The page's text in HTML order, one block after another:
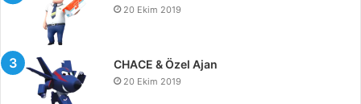
20 Ekim 2019
CHACE & Özel Ajan
20 Ekim 2019